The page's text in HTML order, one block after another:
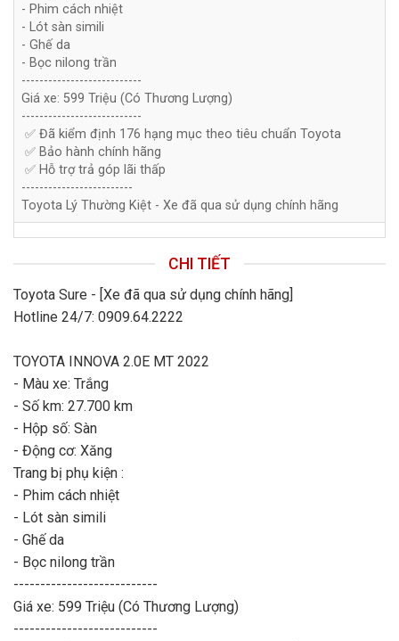
- Phim cách nhiệt
- Lót sàn simili
- Ghế da
- Bọc nilong trần
---------------------------
Giá xe: 599 Triệu (Có Thương Lượng)
---------------------------
✅ Đã kiểm định 176 hạng mục theo tiêu chuẩn Toyota
✅ Bảo hành chính hãng
✅ Hỗ trợ trả góp lãi thấp
-------------------------
Toyota Lý Thường Kiệt - Xe đã qua sử dụng chính hãng
CHI TIẾT
Toyota Sure - [Xe đã qua sử dụng chính hãng]
Hotline 24/7: 0909.64.2222
TOYOTA INNOVA 2.0E MT 2022
- Màu xe: Trắng
- Số km: 27.700 km
- Hộp số: Sàn
- Động cơ: Xăng
Trang bị phụ kiện :
- Phim cách nhiệt
- Lót sàn simili
- Ghế da
- Bọc nilong trần
---------------------------
Giá xe: 599 Triệu (Có Thương Lượng)
---------------------------